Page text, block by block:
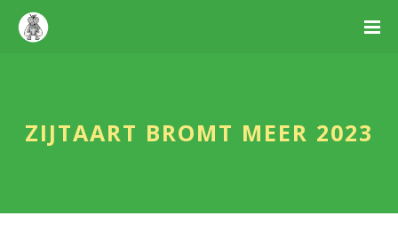
ZIJTAART BROMT MEER 2023